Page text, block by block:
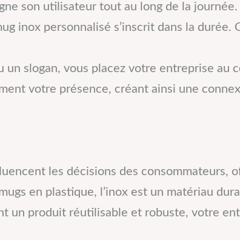
son utilisateur tout au long de la
inox personnalisé s’inscrit dans la
slogan, vous placez votre entreprise au
votre présence, créant ainsi une
les décisions des consommateurs,
en plastique, l’inox est un matériau
un produit réutilisable et robuste, votre